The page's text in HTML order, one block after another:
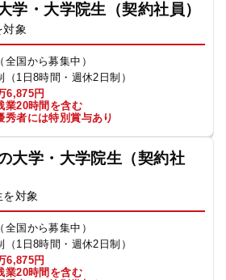
学・大学院生（契約社員）
象
全国から募集中）
（1日8時間・週休2日制）
6,875円
業20時間を含む
者には特別賞与あり
大学・大学院生（契約社
対象
全国から募集中）
（1日8時間・週休2日制）
6,875円
業20時間を含む